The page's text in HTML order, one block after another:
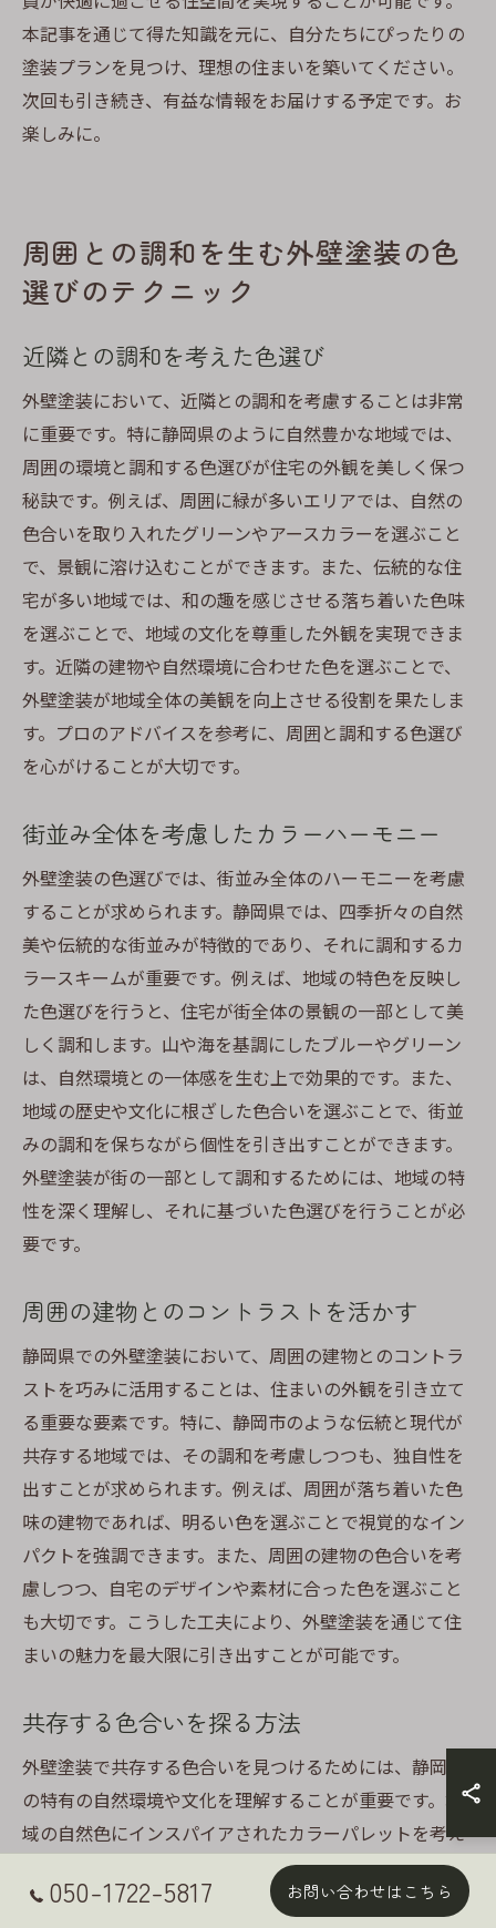
本記事を通じて得た知識を元に、自分たちにぴったりの
塗装プランを見つけ、理想の住まいを築いてください。
次回も引き続き、有益な情報をお届けする予定です。お
楽しみに。
周囲との調和を生む外壁塗装の色
選びのテクニック
近隣との調和を考えた色選び
外壁塗装において、近隣との調和を考慮することは非常
に重要です。特に静岡県のように自然豊かな地域では、
周囲の環境と調和する色選びが住宅の外観を美しく保つ
秘訣です。例えば、周囲に緑が多いエリアでは、自然の
色合いを取り入れたグリーンやアースカラーを選ぶこと
で、景観に溶け込むことができます。また、伝統的な住
宅が多い地域では、和の趣を感じさせる落ち着いた色味
を選ぶことで、地域の文化を尊重した外観を実現できま
す。近隣の建物や自然環境に合わせた色を選ぶことで、
外壁塗装が地域全体の美観を向上させる役割を果たしま
す。プロのアドバイスを参考に、周囲と調和する色選び
を心がけることが大切です。
街並み全体を考慮したカラーハーモニー
外壁塗装の色選びでは、街並み全体のハーモニーを考慮
することが求められます。静岡県では、四季折々の自然
美や伝統的な街並みが特徴的であり、それに調和するカ
ラースキームが重要です。例えば、地域の特色を反映し
た色選びを行うと、住宅が街全体の景観の一部として美
しく調和します。山や海を基調にしたブルーやグリーン
は、自然環境との一体感を生む上で効果的です。また、
地域の歴史や文化に根ざした色合いを選ぶことで、街並
みの調和を保ちながら個性を引き出すことができます。
外壁塗装が街の一部として調和するためには、地域の特
性を深く理解し、それに基づいた色選びを行うことが必
要です。
周囲の建物とのコントラストを活かす
静岡県での外壁塗装において、周囲の建物とのコントラ
ストを巧みに活用することは、住まいの外観を引き立て
る重要な要素です。特に、静岡市のような伝統と現代が
共存する地域では、その調和を考慮しつつも、独自性を
出すことが求められます。例えば、周囲が落ち着いた色
味の建物であれば、明るい色を選ぶことで視覚的なイン
パクトを強調できます。また、周囲の建物の色合いを考
慮しつつ、自宅のデザインや素材に合った色を選ぶこと
も大切です。こうした工夫により、外壁塗装を通じて住
まいの魅力を最大限に引き出すことが可能です。
共存する色合いを探る方法
外壁塗装で共存する色合いを見つけるためには、静岡県
の特有の自然環境や文化を理解することが重要です。地
域の自然色にインスパイアされたカラーパレットを考え
ることで、調和の取れた外観を作り出せます。例えば、
緑豊かな山々に囲まれた地域では、自然の緑と調和する
050-1722-5817 お問い合わせはこちら